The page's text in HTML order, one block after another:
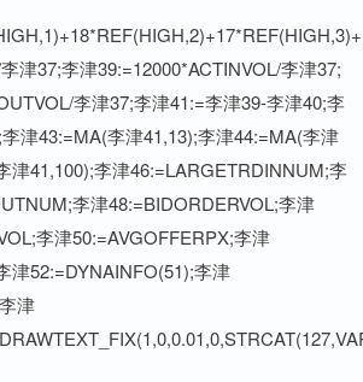
津37;李津39:=12000*ACTINVOL/李津37;
李津37;李津41:=李津39-李津40;李
津43:=MA(李津41,13);李津44:=MA(李津
津41,100);李津46:=LARGETRDINNUM;李
李津48:=BIDORDERVOL;李津
李津50:=AVGOFFERPX;李津
津52:=DYNAINFO(51);李津
津